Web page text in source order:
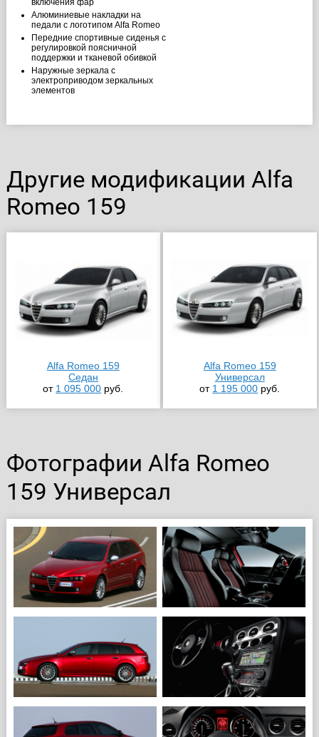
включения фар
Алюминиевые накладки на
педали с логотипом Alfa Romeo
Передние спортивные сиденья с
регулировкой поясничной
поддержки и тканевой обивкой
Наружные зеркала с
электроприводом зеркальных
элементов
Другие модификации Alfa
Romeo 159
Alfa Romeo 159
Седан
от 1 095 000 руб.
Alfa Romeo 159
Универсал
от 1 195 000 руб.
Фотографии Alfa Romeo
159 Универсал